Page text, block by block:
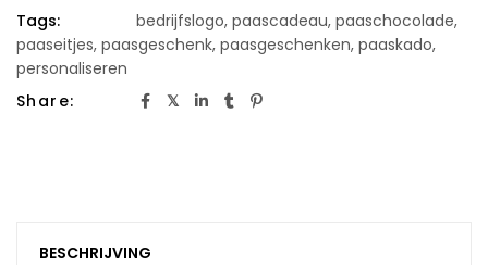
Tags:
bedrijfslogo, paascadeau, paaschocolade,
paaseitjes, paasgeschenk, paasgeschenken, paaskado,
personaliseren
Share:
BESCHRIJVING